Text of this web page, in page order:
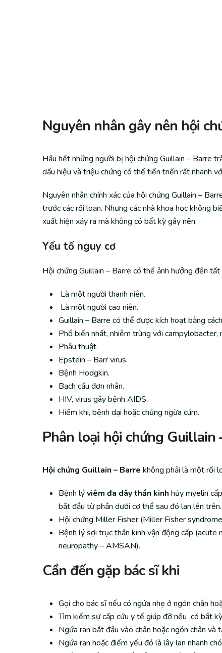
Nguyên nhân gây nên hội
Hầu hết những người bị hội chứng Guillain – Barre
dấu hiệu và triệu chứng có thể tiến triển rất nhanh
Nguyên nhân chính xác của hội chứng Guillain –
trước các rối loạn. Nhưng các nhà khoa học không
xuất hiện xảy ra mà không có bất kỳ gây nên.
Yếu tố nguy cơ
Hội chứng Guillain – Barre có thể ảnh hưởng đến
Là một người thanh niên.
Là một người cao niên.
Guillain – Barre có thể được kích hoạt bằng
Phổ biến nhất, nhiễm trùng với
Phẫu thuật.
Epstein – Barr virus.
Bệnh Hodgkin.
Bạch cầu đơn nhân.
HIV, virus gây bệnh AIDS.
Hiếm khi, bệnh dại hoặc chủng ngừa cúm.
Phân loại hội chứng Guillain
Hội chứng Guillain – Barre không phải là một rối
Bệnh lýviêm đa dây thần kinh hủy myelin
bắt đầu từ phần dưới cơ thể sau đó lan lên trên.
Hội chứng Miller Fisher (Miller Fisher
Bệnh lý sợi trục thần kinh vận động cấp
neuropathy – AMSAN).
Cần đến gặp bác sĩ khi
Gọi cho bác sĩ nếu có ngứa nhẹ ở ngón chân
Tìm kiếm sự cấp cứu y tế giúp đỡ nếu có bất
Ngứa ran bắt đầu vào chân hoặc ngón chân và
Ngứa ran hoặc điểm yếu đó là lây lan nhanh